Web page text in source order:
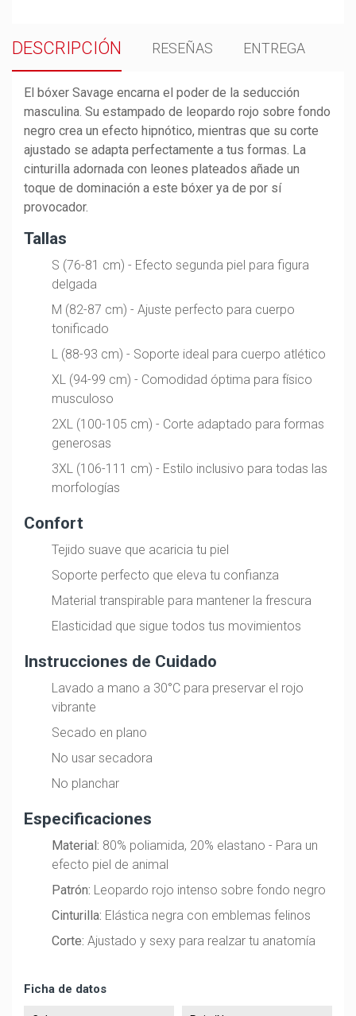
DESCRIPCIÓN RESEÑAS ENTREGA
El bóxer Savage encarna el poder de la seducción
masculina. Su estampado de leopardo rojo sobre fondo
negro crea un efecto hipnótico, mientras que su corte
ajustado se adapta perfectamente a tus formas. La
cinturilla adornada con leones plateados añade un
toque de dominación a este bóxer ya de por sí
provocador.
Tallas
S (76-81 cm) - Efecto segunda piel para figura
delgada
M (82-87 cm) - Ajuste perfecto para cuerpo
tonificado
L (88-93 cm) - Soporte ideal para cuerpo atlético
XL (94-99 cm) - Comodidad óptima para físico
musculoso
2XL (100-105 cm) - Corte adaptado para formas
generosas
3XL (106-111 cm) - Estilo inclusivo para todas las
morfologías
Confort
Tejido suave que acaricia tu piel
Soporte perfecto que eleva tu confianza
Material transpirable para mantener la frescura
Elasticidad que sigue todos tus movimientos
Instrucciones de Cuidado
Lavado a mano a 30°C para preservar el rojo
vibrante
Secado en plano
No usar secadora
No planchar
Especificaciones
Material: 80% poliamida, 20% elastano - Para un
efecto piel de animal
Patrón: Leopardo rojo intenso sobre fondo negro
Cinturilla: Elástica negra con emblemas felinos
Corte: Ajustado y sexy para realzar tu anatomía
Ficha de datos